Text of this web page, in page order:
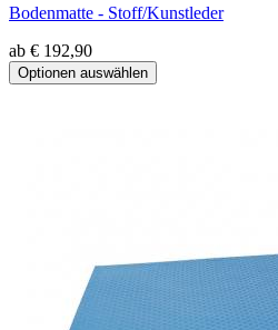
Bodenmatte - Stoff/Kunstleder
ab € 192,90